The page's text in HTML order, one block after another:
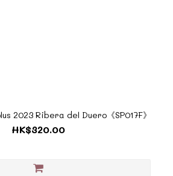
2023 Ribera del Duero《SP017F》
HK$320.00